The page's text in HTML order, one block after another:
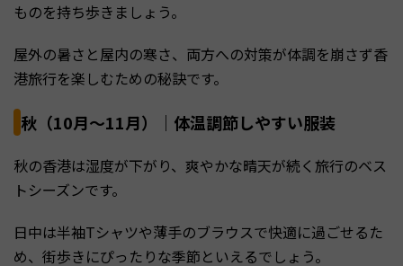
ものを持ち歩きましょう。
屋外の暑さと屋内の寒さ、両方への対策が体調を崩さず香
港旅行を楽しむための秘訣です。
秋（10月～11月）｜体温調節しやすい服装
秋の香港は湿度が下がり、爽やかな晴天が続く旅行のベス
トシーズンです。
日中は半袖Tシャツや薄手のブラウスで快適に過ごせるた
め、街歩きにぴったりな季節といえるでしょう。